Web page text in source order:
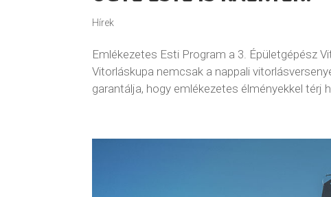
Hírek
Emlékezetes Esti Program a 3. Épületgépész
Vitorláskupa nemcsak a nappali
garantálja, hogy emlékezetes élményekkel térj